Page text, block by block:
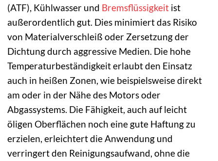
(ATF), Kühlwasser und Bremsflüssigkeit ist
außerordentlich gut. Dies minimiert das Risiko
von Materialverschleiß oder Zersetzung der
Dichtung durch aggressive Medien. Die hohe
Temperaturbeständigkeit erlaubt den Einsatz
auch in heißen Zonen, wie beispielsweise direkt
am oder in der Nähe des Motors oder
Abgassystems. Die Fähigkeit, auch auf leicht
öligen Oberflächen noch eine gute Haftung zu
erzielen, erleichtert die Anwendung und
verringert den Reinigungsaufwand, ohne die